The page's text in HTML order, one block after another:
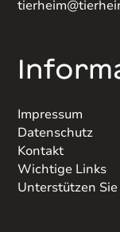
Impressum
Datenschutz
Kontakt
Wichtige Links
Unterstützen